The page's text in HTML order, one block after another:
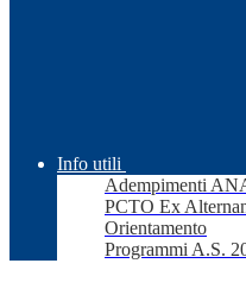
Info utili
Adempimenti
PCTO Ex
Orientamento
Programmi A.S.